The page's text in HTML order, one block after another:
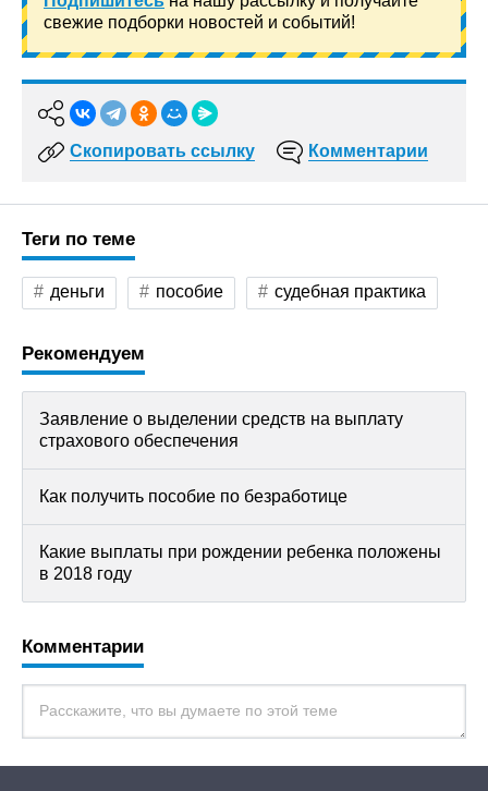
свежие подборки новостей и событий!
Скопировать ссылку Комментарии
Теги по теме
деньги пособие судебная практика
Рекомендуем
Заявление о выделении средств на выплату
страхового обеспечения
Как получить пособие по безработице
Какие выплаты при рождении ребенка положены
в 2018 году
Комментарии